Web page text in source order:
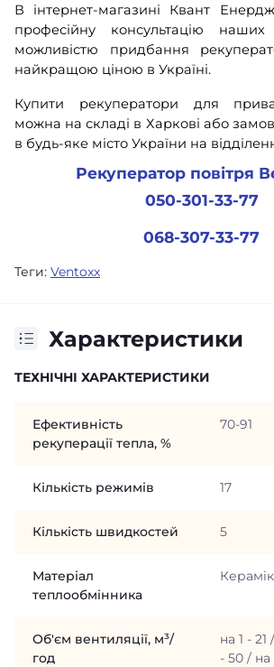
В інтернет-магазині Квант
професійну консультацію наших
можливістю придбання
найкращою ціною в Україні.
Купити рекуператори для
можна на складі в Харкові або
в будь-яке місто України на
Рекуператор повітря
050-301-33-77
068-307-33-77
Теги: Ventoxx
Характеристики
ТЕХНІЧНІ ХАРАКТЕРИСТИКИ
Ефективність
рекуперації тепла, %
70-91
Кількість режимів 17
Кількість швидкостей 5
Матеріал
теплообмінника
Об'єм вентиляції, м³/
год
на 1 -
- 50 /